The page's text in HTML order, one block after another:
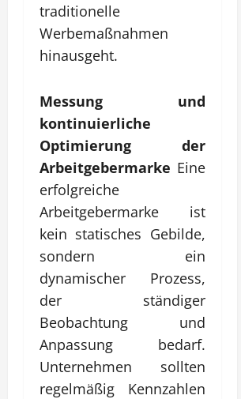
traditionelle
Werbemaßnahmen
hinausgeht.
Messung und
kontinuierliche
Optimierung der
Arbeitgebermarke Eine
erfolgreiche
Arbeitgebermarke ist
kein statisches Gebilde,
sondern ein
dynamischer Prozess,
der ständiger
Beobachtung und
Anpassung bedarf.
Unternehmen sollten
regelmäßig Kennzahlen